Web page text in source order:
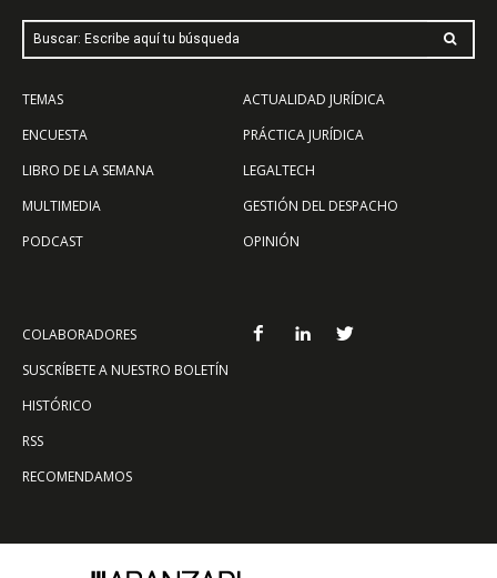
Buscar: Escribe aquí tu búsqueda
TEMAS
ENCUESTA
LIBRO DE LA SEMANA
MULTIMEDIA
PODCAST
ACTUALIDAD JURÍDICA
PRÁCTICA JURÍDICA
LEGALTECH
GESTIÓN DEL DESPACHO
OPINIÓN
COLABORADORES
SUSCRÍBETE A NUESTRO BOLETÍN
HISTÓRICO
RSS
RECOMENDAMOS